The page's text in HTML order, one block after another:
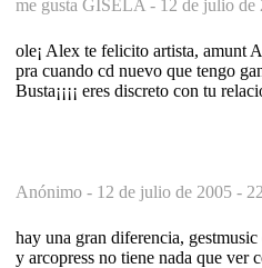
me gusta GISELA - 12 de julio de
ole¡ Alex te felicito artista, amunt
pra cuando cd nuevo que tengo
Busta¡¡¡¡ eres discreto con tu
Anónimo - 12 de julio de 2005 -
hay una gran diferencia,
y arcopress no tiene nada que ver